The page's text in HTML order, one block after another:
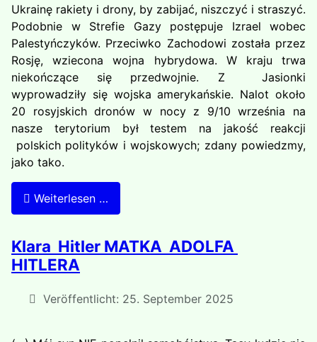
Ukrainę rakiety i drony, by zabijać, niszczyć i straszyć.
Podobnie w Strefie Gazy postępuje Izrael wobec
Palestyńczyków. Przeciwko Zachodowi została przez
Rosję, wziecona wojna hybrydowa. W kraju trwa
niekończące się przedwojnie. Z Jasionki
wyprowadziły się wojska amerykańskie. Nalot około
20 rosyjskich dronów w nocy z 9/10 września na
nasze terytorium był testem na jakość reakcji
polskich polityków i wojskowych; zdany powiedzmy,
jako tako.
Weiterlesen …
Klara Hitler MATKA ADOLFA
HITLERA
Veröffentlicht: 25. September 2025